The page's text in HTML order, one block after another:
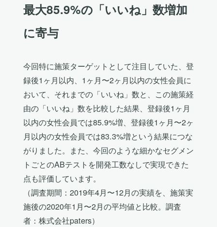
最大85.9%の「いいね」数増加
に寄与
今回特に施策ターゲットとして注目していた、登
録後1ヶ月以内、1ヶ月〜2ヶ月以内の女性会員に
おいて、それまでの「いいね」数と、この施策経
由の「いいね」数を比較した結果、登録後1ヶ月
以内の女性会員では85.9%増、登録後1ヶ月〜2ヶ
月以内の女性会員では83.3%増という結果につな
がりました。また、今回のような細かなセグメン
トごとのABテストを開発工数なしで実現できた
点も評価しています。
（調査期間：2019年4月〜12月の実績を、施策実
施後の2020年1月〜2月の平均値と比較。調査
者：株式会社paters）